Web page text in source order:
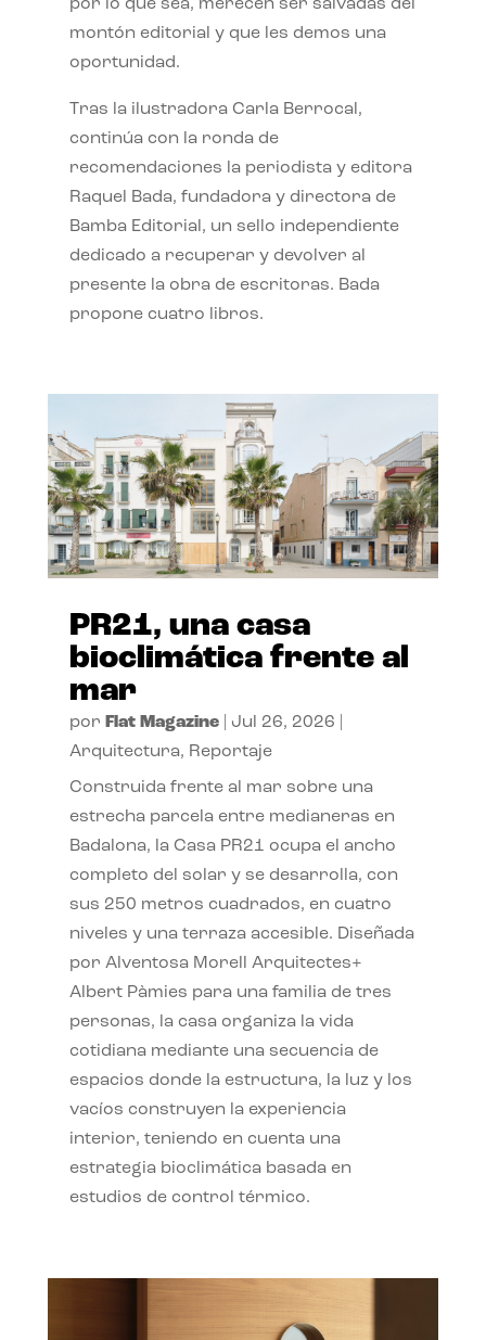
por lo que sea, merecen ser salvadas del
montón editorial y que les demos una
oportunidad.
Tras la ilustradora Carla Berrocal,
continúa con la ronda de
recomendaciones la periodista y editora
Raquel Bada, fundadora y directora de
Bamba Editorial, un sello independiente
dedicado a recuperar y devolver al
presente la obra de escritoras. Bada
propone cuatro libros.
PR21, una casa
bioclimática frente al
mar
por Flat Magazine| Jul 26, 2026
Arquitectura, Reportaje
Construida frente al mar sobre una
estrecha parcela entre medianeras en
Badalona, la Casa PR21 ocupa el ancho
completo del solar y se desarrolla, con
sus 250 metros cuadrados, en cuatro
niveles y una terraza accesible. Diseñada
por Alventosa Morell Arquitectes+
Albert Pàmies para una familia de tres
personas, la casa organiza la vida
cotidiana mediante una secuencia de
espacios donde la estructura, la luz y los
vacíos construyen la experiencia
interior, teniendo en cuenta una
estrategia bioclimática basada en
estudios de control térmico.